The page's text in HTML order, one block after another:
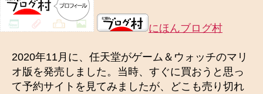
にほんブログ村
2020年11月に、任天堂がゲーム＆ウォッチのマリ
オ版を発売しました。当時、すぐに買おうと思っ
て予約サイトを見てみましたが、どこも売り切れ